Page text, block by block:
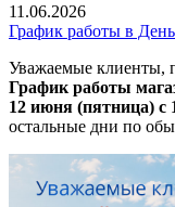
11.06.2026
График работы в
Уважаемые клиенты,
График работы
12 июня (пятница) с
остальные дни по